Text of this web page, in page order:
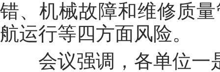
错、机械故障和维修质
航运行等四方面风险。
会议强调，各单位一